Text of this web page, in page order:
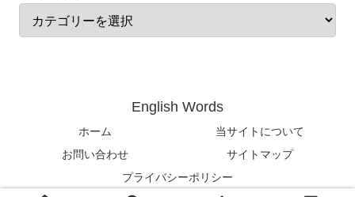
English Words
ホーム
当サイトについて
お問い合わせ
サイトマップ
プライバシーポリシー